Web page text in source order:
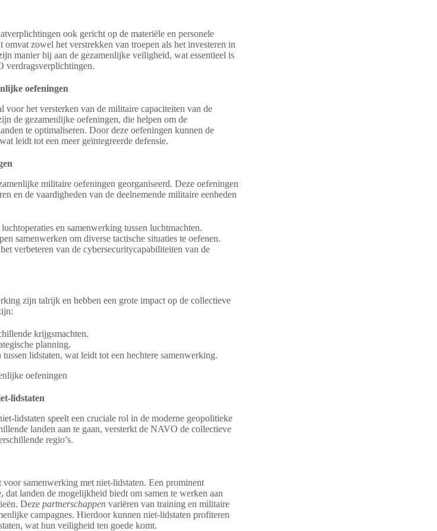
ook gericht op de materiële en personele
zowel het verstrekken van troepen als het investeren in
manier bij aan de gezamenlijke veiligheid, wat essentieel is
verdragsverplichtingen.
oefeningen
het versterken van de militaire capaciteiten van de
de gezamenlijke oefeningen, die helpen om de
te optimaliseren. Door deze oefeningen kunnen de
leidt tot een meer geïntegreerde defensie.
militaire oefeningen georganiseerd. Deze oefeningen
en de vaardigheden van de deelnemende militaire eenheden
en samenwerking tussen luchtmachten.
samenwerken om diverse tactische situaties te oefenen.
verbeteren van de cybersecuritycapabiliteiten van de
zijn talrijk en hebben een grote impact op de collectieve
krijgsmachten.
planning.
lidstaten, wat leidt tot een hechtere samenwerking.
lidstaten
lidstaten speelt een cruciale rol in de moderne geopolitieke
landen aan te gaan, versterkt de NAVO de collectieve
regio’s.
samenwerking met niet-lidstaten. Een prominent
dat landen de mogelijkheid biedt om samen te werken aan
Deze partnerschappen variëren van training en militaire
campagnes. Hierdoor kunnen niet-lidstaten profiteren
wat hun veiligheid ten goede komt.